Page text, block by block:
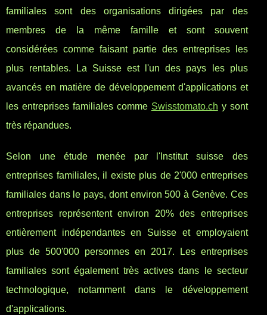
familiales sont des organisations dirigées par des
membres de la même famille et sont souvent
considérées comme faisant partie des entreprises les
plus rentables. La Suisse est l'un des pays les plus
avancés en matière de développement d'applications et
les entreprises familiales comme Swisstomato.ch y sont
très répandues.
Selon une étude menée par l'Institut suisse des
entreprises familiales, il existe plus de 2'000 entreprises
familiales dans le pays, dont environ 500 à Genève. Ces
entreprises représentent environ 20% des entreprises
entièrement indépendantes en Suisse et employaient
plus de 500'000 personnes en 2017. Les entreprises
familiales sont également très actives dans le secteur
technologique, notamment dans le développement
d'applications.